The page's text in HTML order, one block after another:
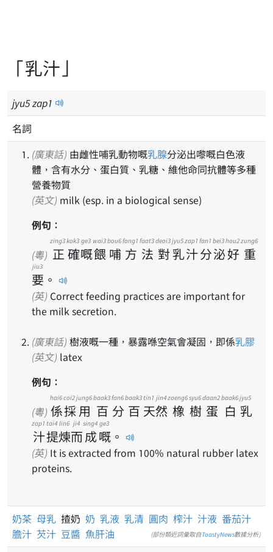
「乳汁」
jyu5zap1
名詞
(廣東話) 由雌性哺乳動物嘅乳腺分泌出嚟嘅白色液
體，含有水分、蛋白質、乳糖、維他命同抗體等多種
營養物質
(英文) milk (esp. in a biological sense)
例句：
(粵) 正
zing3
確
kok3
嘅
ge3
餵
wai3
哺
bou6
方
fong1
法
faat3
對
deoi3
乳
jyu5
汁
zap1
分
fan1
泌
bei3
好
hou2
重
zung6
要
jiu3
。
(英) Correct feeding practices are important for
the milk secretion.
(廣東話) 樹液嘅一種，暴露喺空氣會凝固，即係乳膠
(英文) latex
例句：
(粵) 係
hai6
採
coi2
用
jung6
百
baak3
分
fan6
百
baak3
天
tin1
然
jin4
橡
zoeng6
樹
syu6
蛋
daan2
白
baak6
乳
jyu5
汁
zap1
提
tai4
煉
lin6
而
ji4
成
sing4
嘅
ge3
。
(英) It is extracted from 100% natural rubber latex
proteins.
奶茶 母乳 揸奶 奶 乳液 乳清 圓肉 榨汁 汁液 番茄汁
膽汁 芡汁 豆醬 魚肝油 (部份類近詞彙取自ToastyNews數據分析)